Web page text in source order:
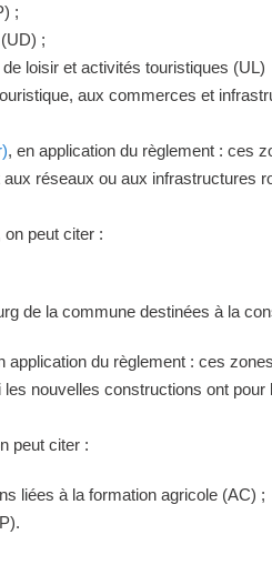
;
;
loisir et activités touristiques (UL)
aux commerces et
, en application du règlement : ces
réseaux ou aux infrastructures
peut citer :
de la commune destinées à la
application du règlement : ces
nouvelles constructions ont pour
peut citer :
liées à la formation agricole (AC) ;